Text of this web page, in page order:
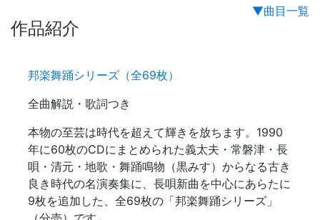
▼曲目一覧
作品紹介
邦楽舞踊シリーズ（全69枚）
全曲解説・歌詞つき
本物の至芸は時代を超えて輝きを放ちます。1990
年に60枚のCDにまとめられた義太夫・常磐津・長
唄・清元・地歌・舞踊鳴物（黒みす）からなる古き
良き時代の名演奏集に、長唄新曲を中心にあらたに
9枚を追加した、全69枚の「邦楽舞踊シリーズ」